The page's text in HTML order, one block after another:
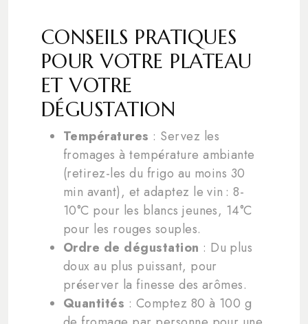
CONSEILS PRATIQUES
POUR VOTRE PLATEAU
ET VOTRE
DÉGUSTATION
Températures : Servez les
fromages à température ambiante
(retirez-les du frigo au moins 30
min avant), et adaptez le vin : 8-
10°C pour les blancs jeunes, 14°C
pour les rouges souples.
Ordre de dégustation : Du plus
doux au plus puissant, pour
préserver la finesse des arômes.
Quantités : Comptez 80 à 100 g